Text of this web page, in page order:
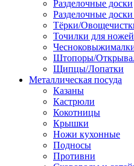
Разделочные доски
Разделочные доски
Тёрки/
Точилки для ножей
Штопоры/
Щипцы/Лопатки
Металлическая посуда
Казаны
Кастрюли
Кокотницы
Крышки
Ножи кухонные
Подносы
Противни